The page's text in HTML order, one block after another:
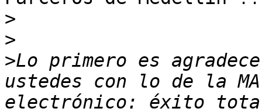
>
>
>Lo primero es
ustedes con lo de la